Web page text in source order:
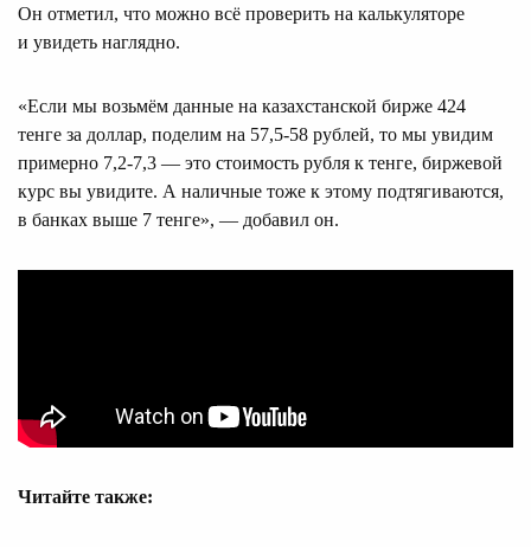
Он отметил, что можно всё проверить на калькуляторе
и увидеть наглядно.
«Если мы возьмём данные на казахстанской бирже 424
тенге за доллар, поделим на 57,5-58 рублей, то мы увидим
примерно 7,2-7,3 — это стоимость рубля к тенге, биржевой
курс вы увидите. А наличные тоже к этому подтягиваются,
в банках выше 7 тенге», — добавил он.
Читайте также: